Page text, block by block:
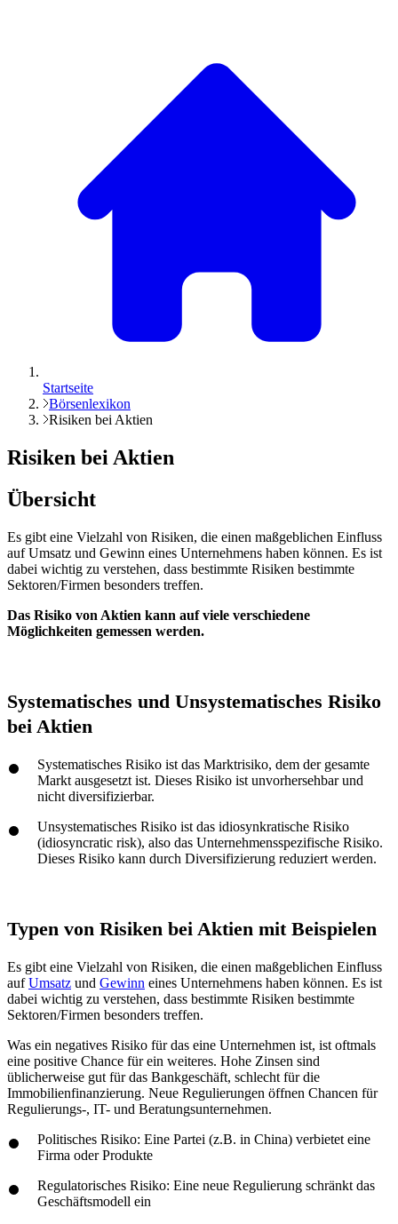
Startseite
Börsenlexikon
Risiken bei Aktien
Risiken bei Aktien
Übersicht
Es gibt eine Vielzahl von Risiken, die einen maßgeblichen Einfluss
auf Umsatz und Gewinn eines Unternehmens haben können. Es ist
dabei wichtig zu verstehen, dass bestimmte Risiken bestimmte
Sektoren/Firmen besonders treffen.
Das Risiko von Aktien kann auf viele verschiedene
Möglichkeiten gemessen werden.
Systematisches und Unsystematisches Risiko
bei Aktien
Systematisches Risiko ist das Marktrisiko, dem der gesamte
Markt ausgesetzt ist. Dieses Risiko ist unvorhersehbar und
nicht diversifizierbar.
Unsystematisches Risiko ist das idiosynkratische Risiko
(idiosyncratic risk), also das Unternehmensspezifische Risiko.
Dieses Risiko kann durch Diversifizierung reduziert werden.
Typen von Risiken bei Aktien mit Beispielen
Es gibt eine Vielzahl von Risiken, die einen maßgeblichen Einfluss
aufUmsatz und Gewinn eines Unternehmens haben können. Es ist
dabei wichtig zu verstehen, dass bestimmte Risiken bestimmte
Sektoren/Firmen besonders treffen.
Was ein negatives Risiko für das eine Unternehmen ist, ist oftmals
eine positive Chance für ein weiteres. Hohe Zinsen sind
üblicherweise gut für das Bankgeschäft, schlecht für die
Immobilienfinanzierung. Neue Regulierungen öffnen Chancen für
Regulierungs-, IT- und Beratungsunternehmen.
Politisches Risiko: Eine Partei (z.B. in China) verbietet eine
Firma oder Produkte
Regulatorisches Risiko: Eine neue Regulierung schränkt das
Geschäftsmodell ein